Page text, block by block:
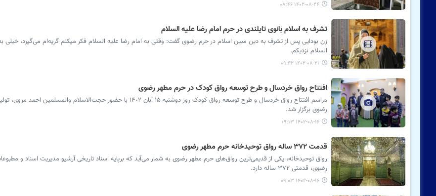
۱۴۰۲-۰۸-۲۴ ۰۸:۴۶
تشرف به اسلام بانوی تایلندی در حرم امام رضا علیه السلام
زن بودایی پس از تشرف به دین مبین اسلام در حرم رضوی گفت: وقتی به امام رضا علیه السلام فکر میکنم گریه‌ام می‌گیرد، خیلی
السلام نزدیکم.
۱۴۰۲-۰۸-۲۱ ۰۹:۴۲
افتتاح رواق خردسال و طرح توسعه رواق کودک در حرم مطهر رضوی
مراسم افتتاح رواق خردسال و طرح توسعه رواق کودک روز دوشنبه ١۵ آبان ١۴٠٢ با حضور حجت‌الاسلام
رضوی برگزار شد.
۱۴۰۲-۰۸-۱۶ ۰۹:۱۳
قدمت ۳۷۲ ساله رواق توحیدخانه حرم مطهر رضوی
رواق توحیدخانه، یکی از قدیمی‌ترین رواق‌های حرم مطهر رضوی به شمار می‌آید که برپایه اسناد تاریخی آرشیو مدیریت اسناد و
رضوی، قدمتی ۳۷۲ ساله دارد.
۱۴۰۲-۰۸-۱۶ ۰۹:۰۳